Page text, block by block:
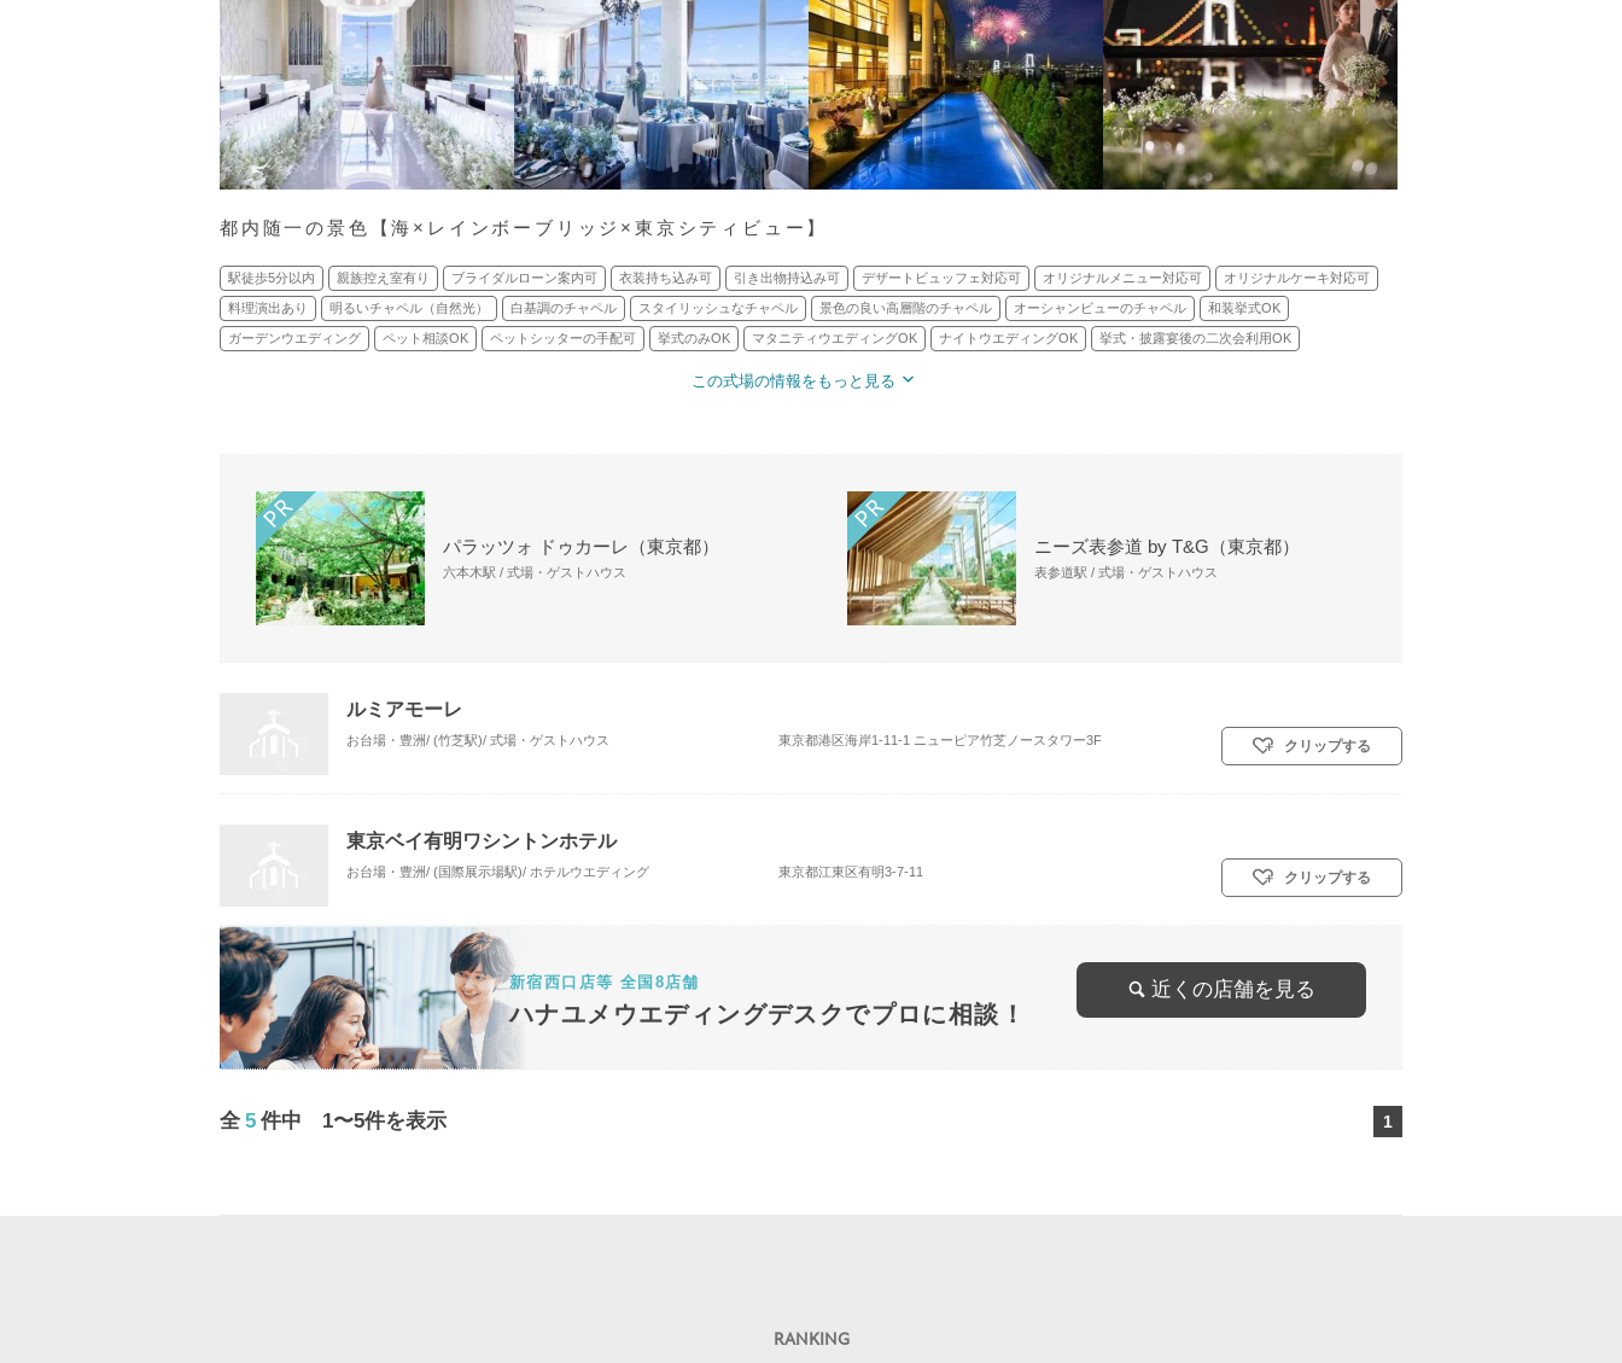
都内随一の景色【海×レインボーブリッジ×東京シティビュー】
駅徒歩5分以内 親族控え室有り ブライダルローン案内可 衣装持ち込み可 引き出物持込み可 デザートビュッフェ対応可 オリジナルメニュー対応可 オリジナルケーキ対応可
料理演出あり 明るいチャペル（自然光） 白基調のチャペル スタイリッシュなチャペル 景色の良い高層階のチャペル オーシャンビューのチャペル 和装挙式OK
ガーデンウエディング ペット相談OK ペットシッターの手配可 挙式のみOK マタニティウエディングOK ナイトウエディングOK 挙式・披露宴後の二次会利用OK
この式場の情報をもっと見る
パラッツォ ドゥカーレ（東京都）
六本木駅 / 式場・ゲストハウス
ニーズ表参道 by T&G（東京都）
表参道駅 / 式場・ゲストハウス
ルミアモーレ
お台場・豊洲/ (竹芝駅)/ 式場・ゲストハウス 東京都港区海岸1-11-1 ニューピア竹芝ノースタワー3F クリップする
東京ベイ有明ワシントンホテル
お台場・豊洲/ (国際展示場駅)/ ホテルウエディング 東京都江東区有明3-7-11 クリップする
新宿西口店等 全国8店舗
ハナユメウエディングデスクでプロに相談！
近くの店舗を見る
全 5 件中 1〜5件を表示
1